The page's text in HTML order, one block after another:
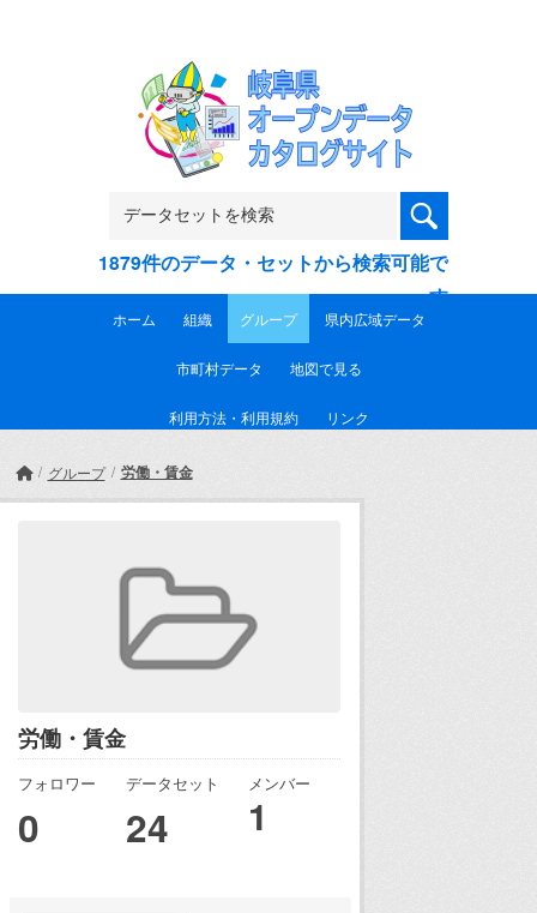
1879件のデータ・セットから検索可能で
す
ホーム 組織 グループ 県内広域データ
市町村データ 地図で見る
利用方法・利用規約 リンク
グループ 労働・賃金
労働・賃金
フォロワー
0
データセット
24
メンバー
1